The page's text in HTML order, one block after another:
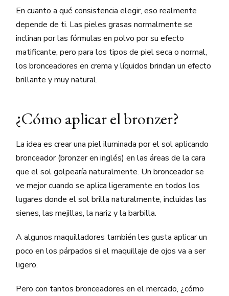
En cuanto a qué consistencia elegir, eso realmente
depende de ti. Las pieles grasas normalmente se
inclinan por las fórmulas en polvo por su efecto
matificante, pero para los tipos de piel seca o normal,
los bronceadores en crema y líquidos brindan un efecto
brillante y muy natural.
¿Cómo aplicar el bronzer?
La idea es crear una piel iluminada por el sol aplicando
bronceador (bronzer en inglés) en las áreas de la cara
que el sol golpearía naturalmente. Un bronceador se
ve mejor cuando se aplica ligeramente en todos los
lugares donde el sol brilla naturalmente, incluidas las
sienes, las mejillas, la nariz y la barbilla.
A algunos maquilladores también les gusta aplicar un
poco en los párpados si el maquillaje de ojos va a ser
ligero.
Pero con tantos bronceadores en el mercado, ¿cómo